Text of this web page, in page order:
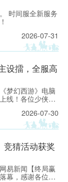
时间服全新服务
2026-07-31
设擂，全服高
梦幻西游》电脑
线！各位少侠只
2026-07-30
竞猜活动获奖
易新闻【终局赢
幕，感谢各位少